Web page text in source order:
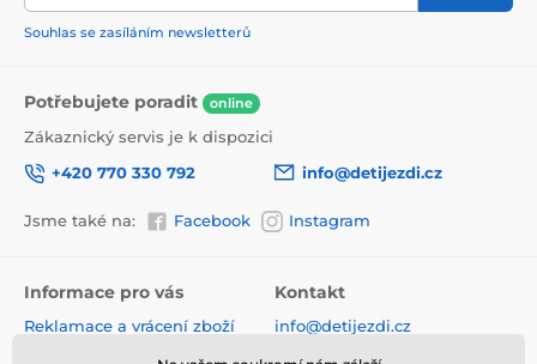
Souhlas se zasíláním newsletterů
Potřebujete poradit online
Zákaznický servis je k dispozici
+420 770 330 792
info@detijezdi.cz
Jsme také na: Facebook Instagram
Informace pro vás
Reklamace a vrácení zboží
Obchodní podmínky
Kontakt
info@detijezdi.cz